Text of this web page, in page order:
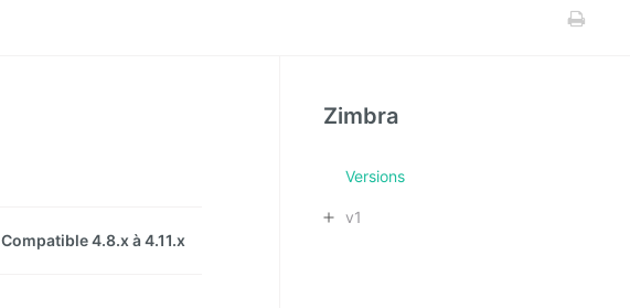
Compatible 4.8.x à 4.11.x
Zimbra
Versions
v1